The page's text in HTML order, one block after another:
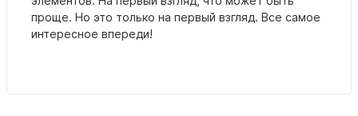
проще. Но это только на первый взгляд. Все самое
интересное впереди!